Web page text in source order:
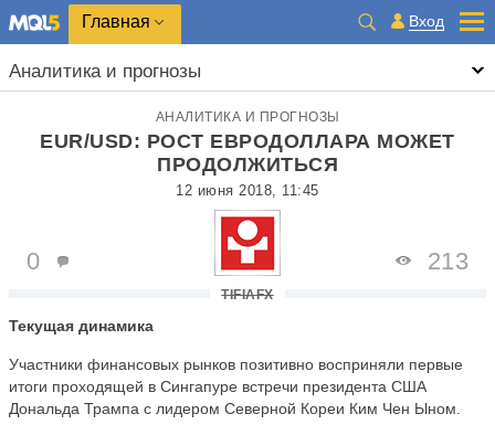
Главная Вход
Аналитика и прогнозы
АНАЛИТИКА И ПРОГНОЗЫ
EUR/USD: РОСТ ЕВРОДОЛЛАРА МОЖЕТ
ПРОДОЛЖИТЬСЯ
12 июня 2018, 11:45
TIFIAFX
0 213
Текущая динамика
Участники финансовых рынков позитивно восприняли первые
итоги проходящей в Сингапуре встречи президента США
Дональда Трампа с лидером Северной Кореи Ким Чен Ыном.